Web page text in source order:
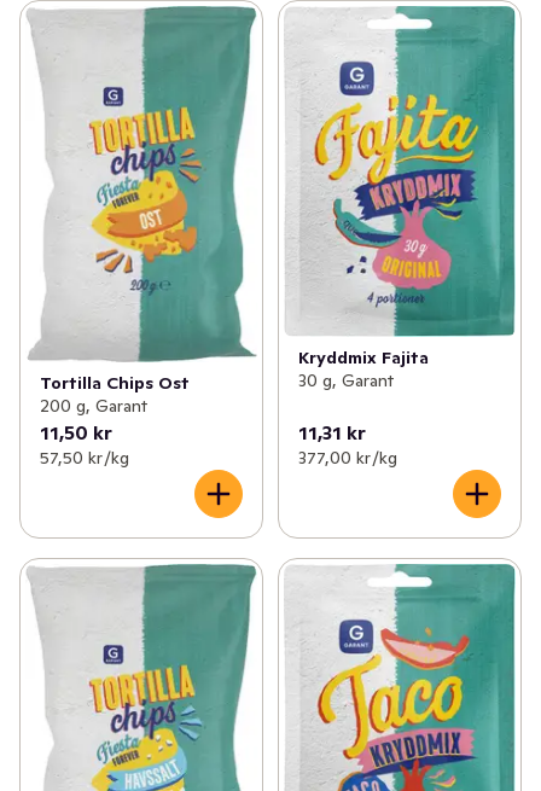
Tortilla Chips Ost
200 g, Garant
11,50 kr
57,50 kr /kg
Kryddmix Fajita
30 g, Garant
11,31 kr
377,00 kr /kg